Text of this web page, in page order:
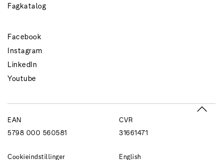
Fagkatalog
Facebook
Instagram
LinkedIn
Youtube
EAN
5798 000 560581
CVR
31661471
Cookieindstillinger English